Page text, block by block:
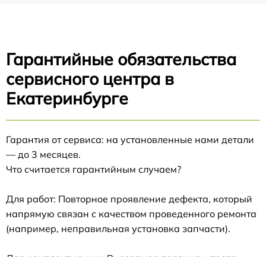
Гарантийные обязательства
сервисного центра в
Екатеринбурге
Гарантия от сервиса: на установленные нами детали
— до 3 месяцев.
Что считается гарантийным случаем?
Для работ: Повторное проявление дефекта, который
напрямую связан с качеством проведенного ремонта
(например, неправильная установка запчасти).